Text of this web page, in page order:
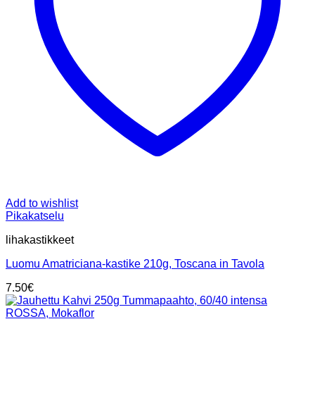
Add to wishlist
Pikakatselu
lihakastikkeet
Luomu Amatriciana-kastike 210g, Toscana in Tavola
7.50€